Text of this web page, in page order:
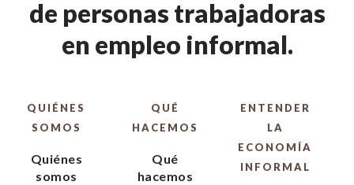
de personas trabajadoras
en empleo informal.
QUIÉNES
SOMOS
Quiénes
somos
QUÉ
HACEMOS
Qué
hacemos
ENTENDER
LA
ECONOMÍA
INFORMAL